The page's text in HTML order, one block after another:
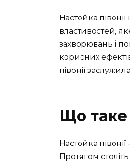
Настойка
властивостей,
захворювань і
корисних
півонії
Що таке
Настойка
Протягом